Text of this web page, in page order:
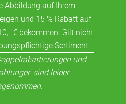
Abbildung auf Ihrem
und 15 % Rabatt auf
€ bekommen. Gilt nicht
Sortiment.
und
sind leider